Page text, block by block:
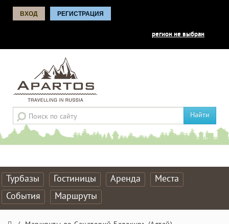
ВХОД РЕГИСТРАЦИЯ
регион не выбран
Найти
Турбазы Гостиницы Аренда
Места
События
Маршруты